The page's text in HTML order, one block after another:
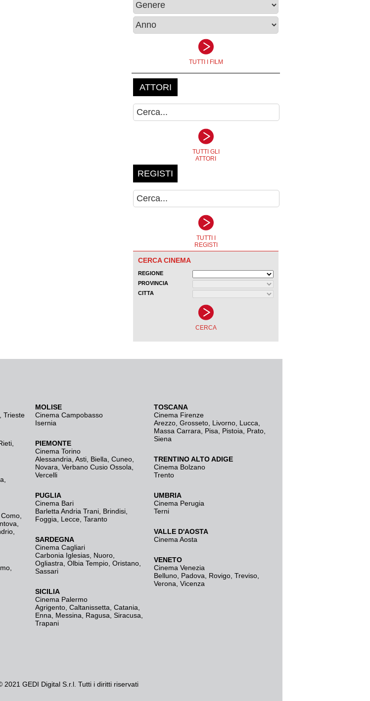
Trieste
MOLISE
Cinema Campobasso
Isernia
PIEMONTE
Cinema Torino
Alessandria Asti Biella Cuneo
Novara Verbano Cusio Ossola
Vercelli
PUGLIA
Cinema Bari
Barletta Andria Trani Brindisi
Foggia
Lecce Taranto
SARDEGNA
Cinema Cagliari
Carbonia Iglesias Nuoro
Ogliastra Olbia Tempio Oristano
Sassari
SICILIA
Cinema Palermo
Agrigento Caltanissetta Catania
Enna
Messina Ragusa Siracusa
Trapani
TOSCANA
Cinema Firenze
Arezzo Grosseto Livorno Lucca
Massa Carrara
Pisa Pistoia Prato
Siena
TRENTINO ALTO ADIGE
Cinema Bolzano
Trento
UMBRIA
Cinema Perugia
Terni
VALLE D'AOSTA
Cinema Aosta
VENETO
Cinema Venezia
Belluno Padova Rovigo Treviso
Verona Vicenza
2021 GEDI Digital S.r.l. Tutti i diritti riservati